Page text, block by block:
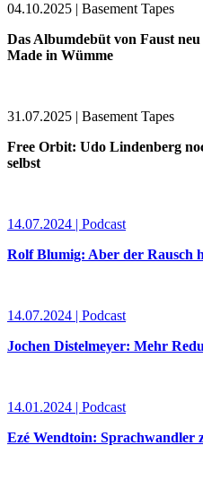
04.10.2025 | Basement Tapes
Das Albumdebüt von Faust
Made in Wümme
31.07.2025 | Basement Tapes
Free Orbit: Udo Lindenberg
selbst
14.07.2024 | Podcast
Rolf Blumig: Aber der Rausch
14.07.2024 | Podcast
Jochen Distelmeyer: Mehr
14.01.2024 | Podcast
Ezé Wendtoin: Sprachwandler